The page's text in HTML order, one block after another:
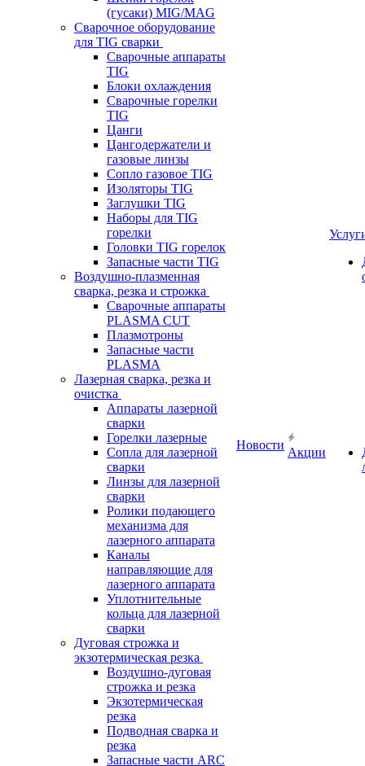
(гусаки) MIG/MAG
Сварочное оборудование
для TIG сварки
Сварочные аппараты
TIG
Блоки охлаждения
Сварочные горелки
TIG
Цанги
Цангодержатели и
газовые линзы
Сопло газовое TIG
Изоляторы TIG
Заглушки TIG
Наборы для TIG
горелки
Головки TIG горелок
Запасные части TIG
Воздушно-плазменная
сварка, резка и строжка
Сварочные аппараты
PLASMA CUT
Плазмотроны
Запасные части
PLASMA
Лазерная сварка, резка и
очистка
Аппараты лазерной
сварки
Горелки лазерные
Сопла для лазерной
сварки
Линзы для лазерной
сварки
Ролики подающего
механизма для
лазерного аппарата
Каналы
направляющие для
лазерного аппарата
Уплотнительные
кольца для лазерной
сварки
Дуговая строжка и
экзотермическая резка
Воздушно-дуговая
строжка и резка
Экзотермическая
резка
Подводная сварка и
резка
Запасные части ARC
Новости
Акции